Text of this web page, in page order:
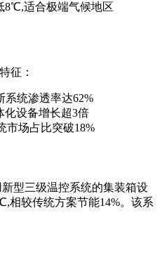
8℃,适合极端气候地区
征：
系统渗透率达62%
化设备增长超3倍
市场占比突破18%
型三级温控系统的集装箱设
相较传统方案节能14%。该系